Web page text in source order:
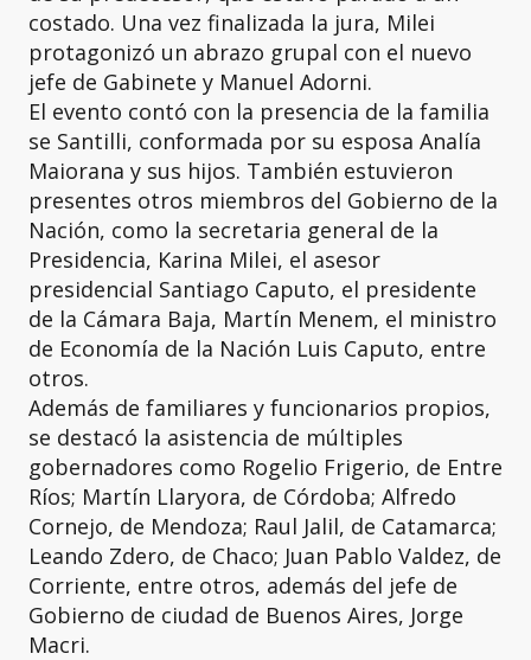
costado. Una vez finalizada la jura, Milei
protagonizó un abrazo grupal con el nuevo
jefe de Gabinete y Manuel Adorni.
El evento contó con la presencia de la familia
se Santilli, conformada por su esposa Analía
Maiorana y sus hijos. También estuvieron
presentes otros miembros del Gobierno de la
Nación, como la secretaria general de la
Presidencia, Karina Milei, el asesor
presidencial Santiago Caputo, el presidente
de la Cámara Baja, Martín Menem, el ministro
de Economía de la Nación Luis Caputo, entre
otros.
Además de familiares y funcionarios propios,
se destacó la asistencia de múltiples
gobernadores como Rogelio Frigerio, de Entre
Ríos; Martín Llaryora, de Córdoba; Alfredo
Cornejo, de Mendoza; Raul Jalil, de Catamarca;
Leando Zdero, de Chaco; Juan Pablo Valdez, de
Corriente, entre otros, además del jefe de
Gobierno de ciudad de Buenos Aires, Jorge
Macri.